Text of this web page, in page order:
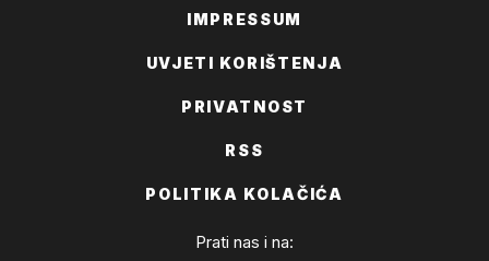
IMPRESSUM
UVJETI KORIŠTENJA
PRIVATNOST
RSS
POLITIKA KOLAČIĆA
Prati nas i na: